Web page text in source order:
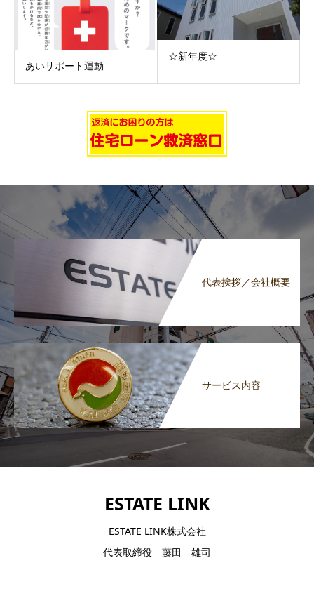
あいサポート運動
☆新年度☆
代表挨拶／会社概要
サービス内容
ESTATE LINK
ESTATE LINK株式会社
代表取締役 藤田 雄司